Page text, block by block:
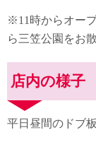
※11時からオー
ら三笠公園をお
店内の様子
平日昼間のドブ